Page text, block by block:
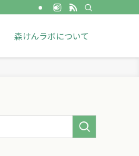
森けんラボについて